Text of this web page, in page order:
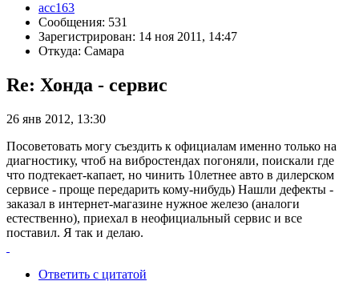
acc163
Сообщения: 531
Зарегистрирован: 14 ноя 2011, 14:47
Откуда: Самара
Re: Хонда - сервис
26 янв 2012, 13:30
Посоветовать могу съездить к официалам именно только на
диагностику, чтоб на вибростендах погоняли, поискали где
что подтекает-капает, но чинить 10летнее авто в дилерском
сервисе - проще передарить кому-нибудь) Нашли дефекты -
заказал в интернет-магазине нужное железо (аналоги
естественно), приехал в неофициальный сервис и все
поставил. Я так и делаю.
Ответить с цитатой